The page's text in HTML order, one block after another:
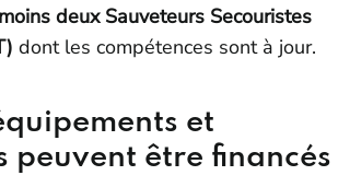
deux Sauveteurs Secouristes
dont les compétences sont à jour.
et
peuvent être financés